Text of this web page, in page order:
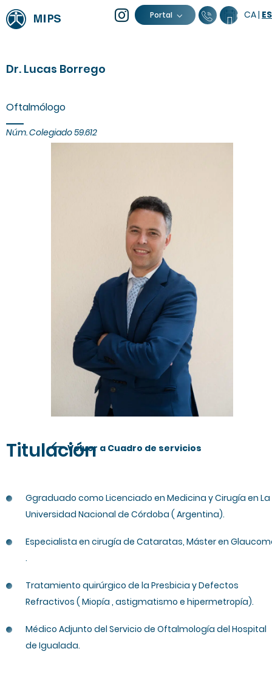
Portal 93 805 04
CA| ES
Dr. Lucas Borrego
Oftalmólogo
Núm. Colegiado 59.612
Titulación
Ggraduado como Licenciado en Medicina y Cirugía en La
Universidad Nacional de Córdoba ( Argentina).
Especialista en cirugía de Cataratas, Máster en
.
Tratamiento quirúrgico de la Presbicia y Defectos
Refractivos ( Miopía , astigmatismo e hipermetropía).
Médico Adjunto del Servicio de Oftalmología del Hospital
de Igualada.
Volver a Cuadro de servicios